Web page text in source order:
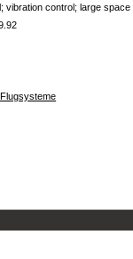
vibration control; large space